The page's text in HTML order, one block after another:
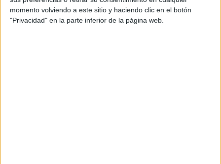
momento volviendo a este sitio y haciendo clic en el botón
"Privacidad" en la parte inferior de la página web.
oferta.